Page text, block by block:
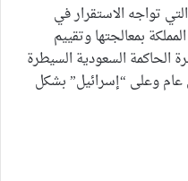
تواجه الاستقرار في
بمعالجتها وتقييم
الحاكمة السعودية السيطرة
عام وعلى “إسرائيل” بشكل